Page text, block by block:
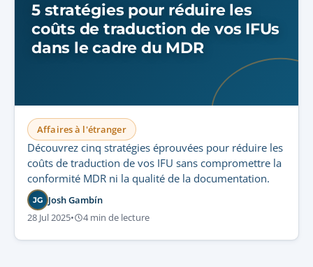
5 stratégies pour réduire les
coûts de traduction de vos IFUs
dans le cadre du MDR
Affaires à l'étranger
Découvrez cinq stratégies éprouvées pour réduire les
coûts de traduction de vos IFU sans compromettre la
conformité MDR ni la qualité de la documentation.
JG Josh Gambín
28 Jul 2025• 4 min de lecture